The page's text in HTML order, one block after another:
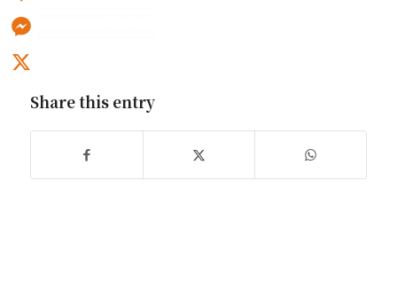
Share this entry
Line
Messenger